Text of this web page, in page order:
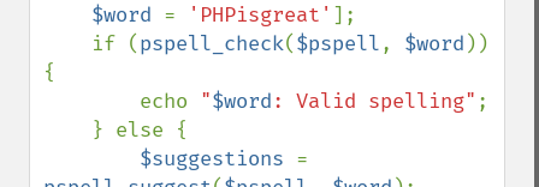
$word = 'PHPisgreat' ];
    if (
pspell_check($pspell, $word ))
{
        echo
"$word: Valid spelling" ;
$suggestions